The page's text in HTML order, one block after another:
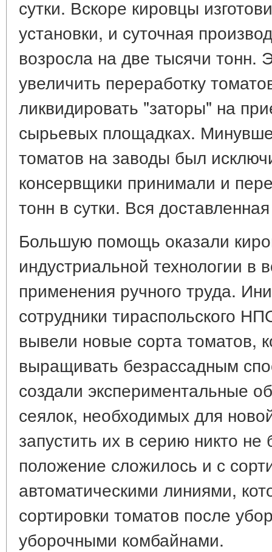
сутки. Вскоре кировцы
установки, и суточная
возросла на две тысячи тонн.
увеличить переработку
ликвидировать "заторы" на
сырьевых площадках.
томатов на заводы был
консервщики принимали и
тонн в сутки. Вся
Большую помощь оказали
индустриальной технологии в
применения ручного труда.
сотрудники тираспольского
вывели новые сорта томатов,
выращивать безрассадным
создали экспериментальные
сеялок, необходимых для
запустить их в серию никто
положение сложилось и с
автоматическими линиями,
сортировки томатов после
уборочными комбайнами.